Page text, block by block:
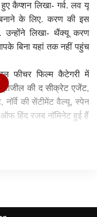
कैप्शन लिखा- गर्व. लव यू
बनाने के लिए. करण की इस
उन्होंने लिखा- थैंक्यू करण
बिना यहां तक नहीं पहुंच
फीचर फिल्म कैटेगरी में
की द सीक्रेट एजेंट,
की सेंटीमेंट वैल्यू, स्पेन
हिंद रजब नॉमिनेट हुई हैं